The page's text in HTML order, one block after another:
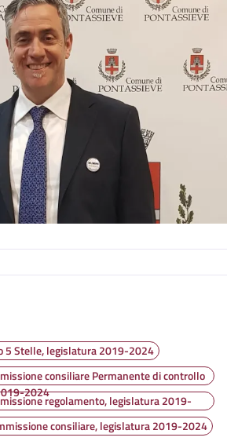
5 Stelle, legislatura 2019-2024
consiliare Permanente di controllo
2024
regolamento, legislatura 2019-
consiliare, legislatura 2019-2024